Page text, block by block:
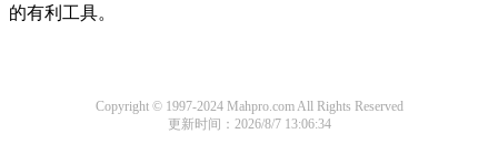
的有利工具。
Copyright © 1997-2024 Mahpro.com All Rights Reserved
更新时间：2026/8/7 13:06:34